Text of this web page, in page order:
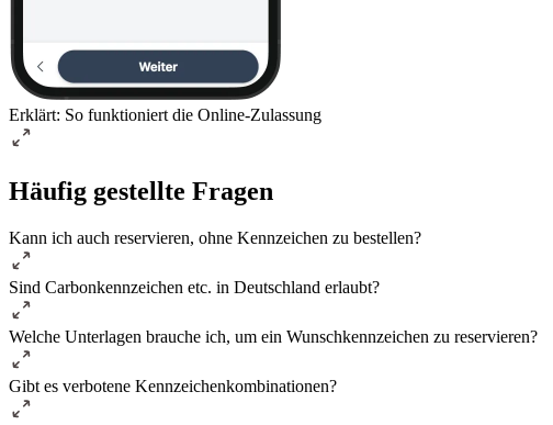
Erklärt: So funktioniert die Online-Zulassung
Häufig gestellte Fragen
Kann ich auch reservieren, ohne Kennzeichen zu bestellen?
Sind Carbonkennzeichen etc. in Deutschland erlaubt?
Welche Unterlagen brauche ich, um ein Wunschkennzeichen zu reservieren?
Gibt es verbotene Kennzeichenkombinationen?